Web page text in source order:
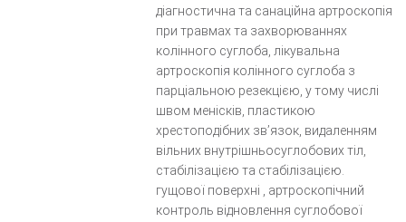
діагностична та санаційна артроскопія
при травмах та захворюваннях
колінного суглоба, лікувальна
артроскопія колінного суглоба з
парціальною резекцією, у тому числі
швом менісків, пластикою
хрестоподібних зв’язок, видаленням
вільних внутрішньосуглобових тіл,
стабілізацією та стабілізацією.
гущової поверхні , артроскопічний
контроль відновлення суглобової